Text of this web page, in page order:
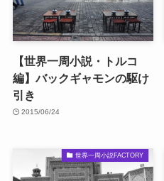
【世界一周小説・トルコ
編】バックギャモンの駆け
引き
2015/06/24
世界一周小説FACTORY